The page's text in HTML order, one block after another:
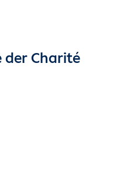
der Charité